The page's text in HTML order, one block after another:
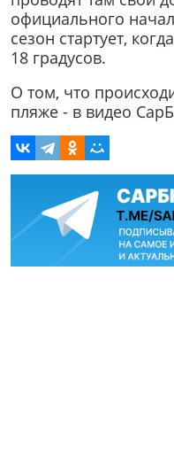
официального
сезон стартует,
18 градусов.
О том, что
пляже - в видео